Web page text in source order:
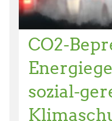
CO2-
sozial-